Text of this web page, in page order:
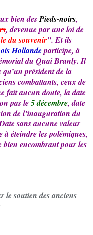
bien desPieds-noirs,
, devenue par une loi de
du souvenir". Et ils
Hollandeparticipe, à
du Quai Branly. Il
président de la
combattants, ceux de
fait aucun doute, la date
pas le5 décembre, date
de l’inauguration du
sans aucune valeur
à éteindre les polémiques,
bien encombrant pour les
le soutien des anciens